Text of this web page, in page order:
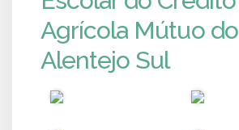
Agrícola Mútuo do
Alentejo Sul